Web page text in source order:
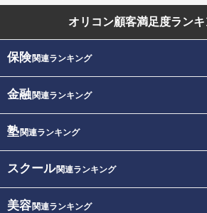
オリコン顧客満足度ラン
保険関連ランキング
金融関連ランキング
塾関連ランキング
スクール関連ランキング
美容関連ランキング